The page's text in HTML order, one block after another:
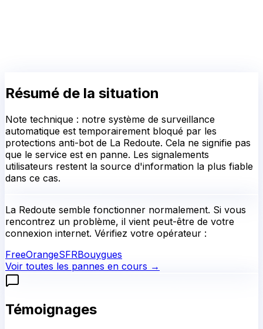
Résumé de la situation
Note technique : notre système de surveillance
automatique est temporairement bloqué par les
protections anti-bot de La Redoute. Cela ne signifie pas
que le service est en panne. Les signalements
utilisateurs restent la source d'information la plus fiable
dans ce cas.
La Redoute semble fonctionner normalement. Si vous
rencontrez un problème, il vient peut-être de votre
connexion internet. Vérifiez votre opérateur :
FreeOrangeSFRBouygues
Voir toutes les pannes en cours →
Témoignages